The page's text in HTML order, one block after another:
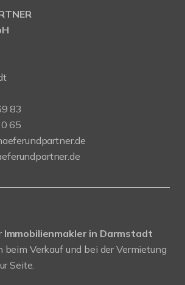
83
65
Immobilienmakler in Darmstadt
Verkauf und bei der Vermietung
Seite.